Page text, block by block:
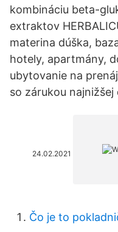
kombináciu beta-
extraktov
materina dúška,
hotely, apartmány,
ubytovanie na
so zárukou najnižšej
24.02.2021
Čo je to